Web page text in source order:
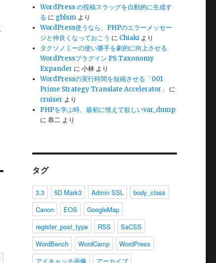
WordPress の投稿スラッグを自動的に生成す
る に gblsm より
WordPress使うなら、PHPのエラーメッセー
ジと仲良くなっておこう に Chiaki より
タクソノミーの使い勝手を劇的に向上させる
WordPressプラグイン PS Taxonomy
Expander に小林 より
WordPressの実行時間を短縮させる「001
Prime Strategy Translate Accelerator」
に
cruiser より
PHPを学ぶ時、最初に憶えて欲しいvar_dump
に恭二 より
タグ
3.3 5D Mark3 Admin SSL
body_class
Canon
EOS
GoogleMap
register_post_type
RSS
SaCSS
WordBench
WordCamp
WordPress
アイキャッチ画像
アーカイブ